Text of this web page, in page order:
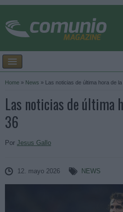
Home » News » Las noticias de última hora de
Las noticias de última
36
Por Jesus Gallo
12. mayo 2026 NEWS